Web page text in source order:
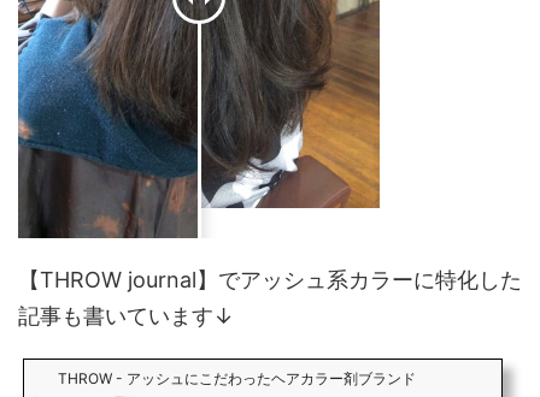
【THROW journal】でアッシュ系カラーに特化した
記事も書いています↓
THROW - アッシュにこだわったヘアカラー剤ブランド